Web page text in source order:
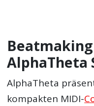
AlphaTheta
AlphaTheta
kompakten MIDI-